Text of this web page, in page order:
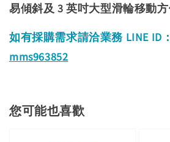
易傾斜及 3 英吋大型滑輪移動
如有採購需求請洽業務 LINE ID
mms963852
您可能也喜歡